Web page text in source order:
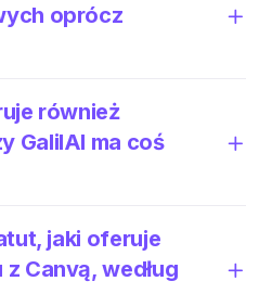
oprócz
również
GalilAI ma coś
jaki oferuje
Canvą, według